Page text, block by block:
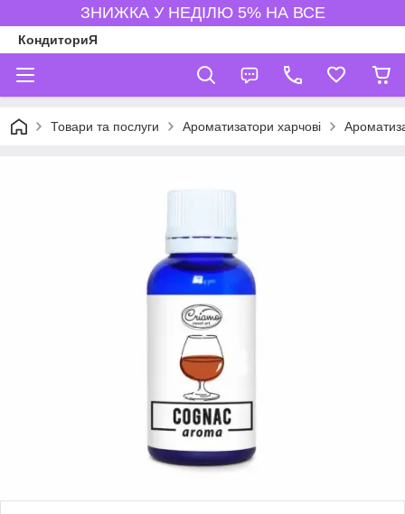
ЗНИЖКА У НЕДІЛЮ 5% НА ВСЕ
КондиториЯ
Товари та послуги Ароматизатори харчові